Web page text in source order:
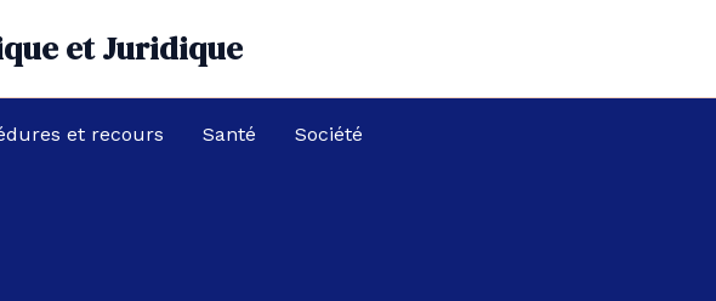
et Juridique
et recours Santé Société